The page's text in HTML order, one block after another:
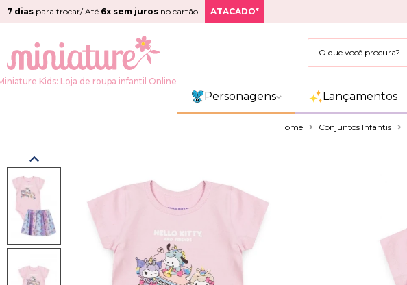
7 dias para trocar/ Até 6x sem juros no cartão ATACADO*
Kids: Loja de roupa infantil Online
Personagens Lançamentos
Home Conjuntos Infantis